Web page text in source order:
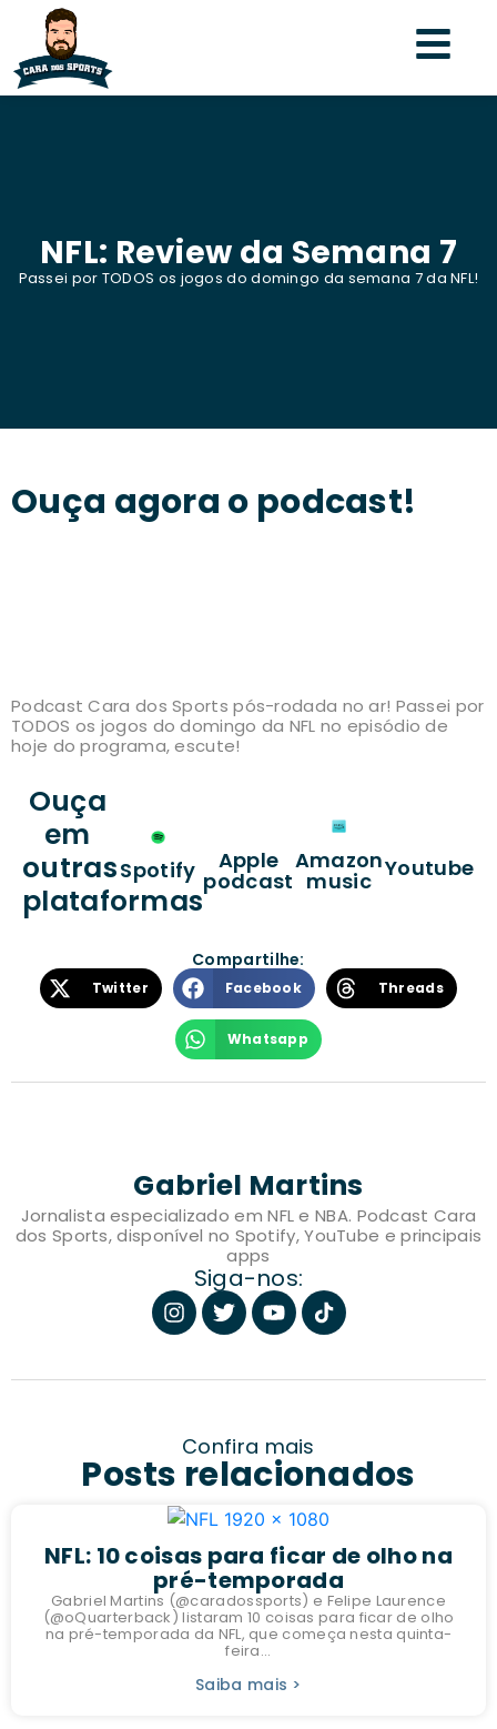
NFL: Review da Semana 7
Passei por TODOS os jogos do domingo da semana 7 da NFL!
Ouça agora o podcast!
Podcast Cara dos Sports pós-rodada no ar! Passei por
TODOS os jogos do domingo da NFL no episódio de
hoje do programa, escute!
Ouça
em
outras
plataformas
Spotify Apple
podcast
Amazon
music Youtube
Compartilhe:
Twitter Facebook Threads
Whatsapp
Gabriel Martins
Jornalista especializado em NFL e NBA. Podcast Cara
dos Sports, disponível no Spotify, YouTube e principais
apps
Siga-nos:
Confira mais
Posts relacionados
NFL: 10 coisas para ficar de olho na
pré-temporada
Gabriel Martins (@caradossports) e Felipe Laurence
(@oQuarterback) listaram 10 coisas para ficar de olho
na pré-temporada da NFL, que começa nesta quinta-
feira...
Saiba mais >